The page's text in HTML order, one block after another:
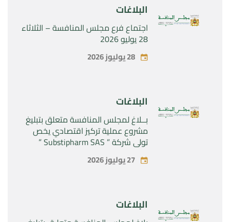
البلاغات
اجتماع فرع مجلس المنافسة – الثلاثاء
28 يوليو 2026
28 يوليوز 2026
البلاغات
بــلاغ لمجلس المنافسة متعلق بتبليغ
مشروع عملية تركيز اقتصادي يخص
تولي شركة ” Substipharm SAS ”
المراقبة الحصرية للأصول والحقوق
المتعلقة بالمنتجين الصيدلانيين”
27 يوليوز 2026
البلاغات